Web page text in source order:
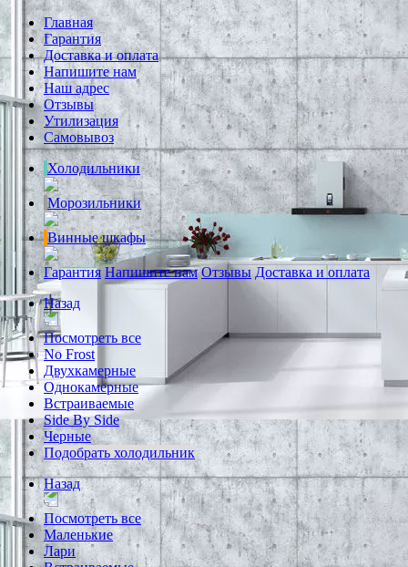
Главная
Гарантия
Доставка и оплата
Напишите нам
Наш адрес
Отзывы
Утилизация
Самовывоз
Холодильники
Морозильники
Винные шкафы
Гарантия Напишите нам Отзывы Доставка и оплата
Назад
Посмотреть все
No Frost
Двухкамерные
Однокамерные
Встраиваемые
Side By Side
Черные
Подобрать холодильник
Назад
Посмотреть все
Маленькие
Лари